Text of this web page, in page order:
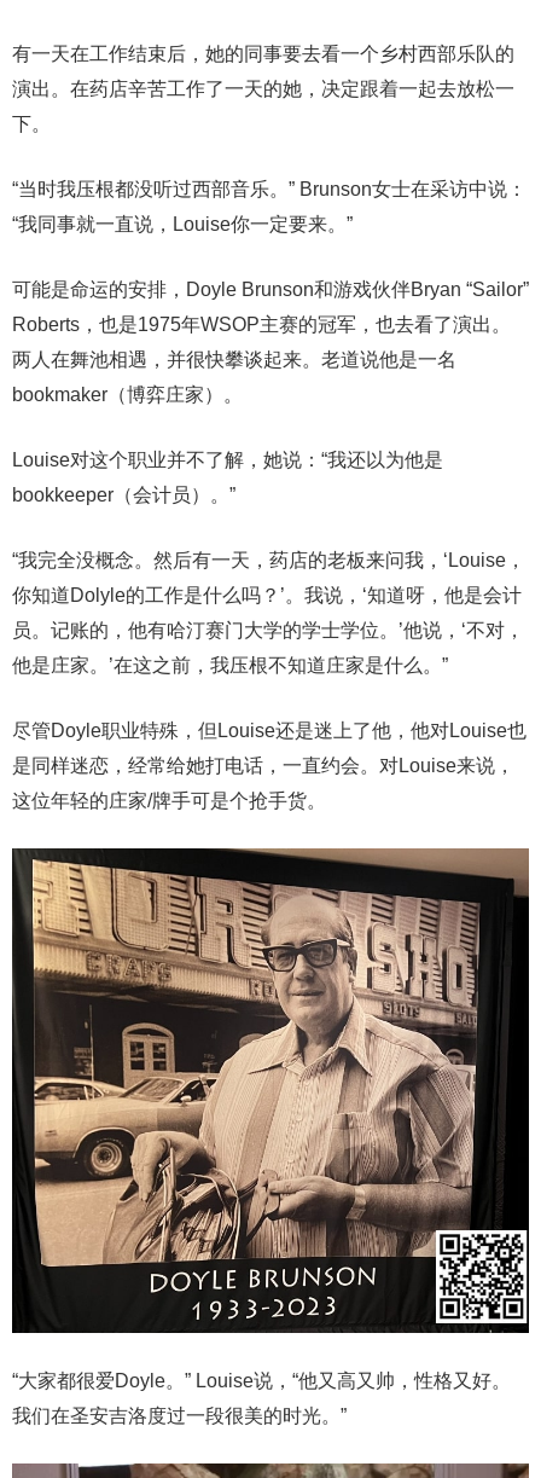
有一天在工作结束后，她的同事要去看一个乡村西部乐队的
演出。在药店辛苦工作了一天的她，决定跟着一起去放松一
下。
“当时我压根都没听过西部音乐。” Brunson女士在采访中说：
“我同事就一直说，Louise你一定要来。”
可能是命运的安排，Doyle Brunson和游戏伙伴Bryan “Sailor”
Roberts，也是1975年WSOP主赛的冠军，也去看了演出。
两人在舞池相遇，并很快攀谈起来。老道说他是一名
bookmaker（博弈庄家）。
Louise对这个职业并不了解，她说：“我还以为他是
bookkeeper（会计员）。”
“我完全没概念。然后有一天，药店的老板来问我，‘Louise，
你知道Dolyle的工作是什么吗？’。我说，‘知道呀，他是会计
员。记账的，他有哈汀赛门大学的学士学位。’他说，‘不对，
他是庄家。’在这之前，我压根不知道庄家是什么。”
尽管Doyle职业特殊，但Louise还是迷上了他，他对Louise也
是同样迷恋，经常给她打电话，一直约会。对Louise来说，
这位年轻的庄家/牌手可是个抢手货。
“大家都很爱Doyle。” Louise说，“他又高又帅，性格又好。
我们在圣安吉洛度过一段很美的时光。”